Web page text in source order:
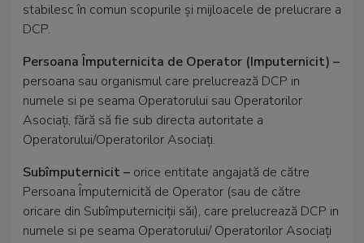
stabilesc în comun scopurile și mijloacele de prelucrare a
DCP.
Persoana Împuternicita de Operator (Imputernicit) –
persoana sau organismul care prelucrează DCP in
numele si pe seama Operatorului sau Operatorilor
Asociați, fără să fie sub directa autoritate a
Operatorului/Operatorilor Asociați.
Subîmputernicit – orice entitate angajată de către
Persoana Împuternicită de Operator (sau de către
oricare din Subîmputerniciții săi), care prelucrează DCP in
numele si pe seama Operatorului/ Operatorilor Asociați